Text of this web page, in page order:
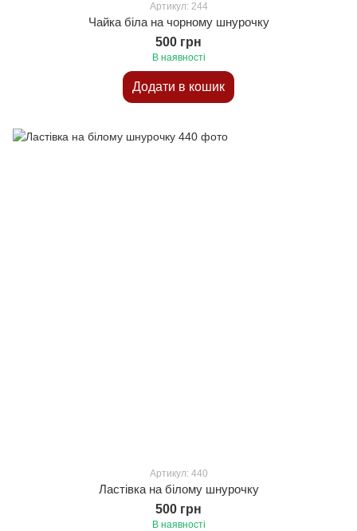
Артикул: 244
Чайка біла на чорному шнурочку
500 грн
В наявності
Додати в кошик
Артикул: 440
Ластівка на білому шнурочку
500 грн
В наявності